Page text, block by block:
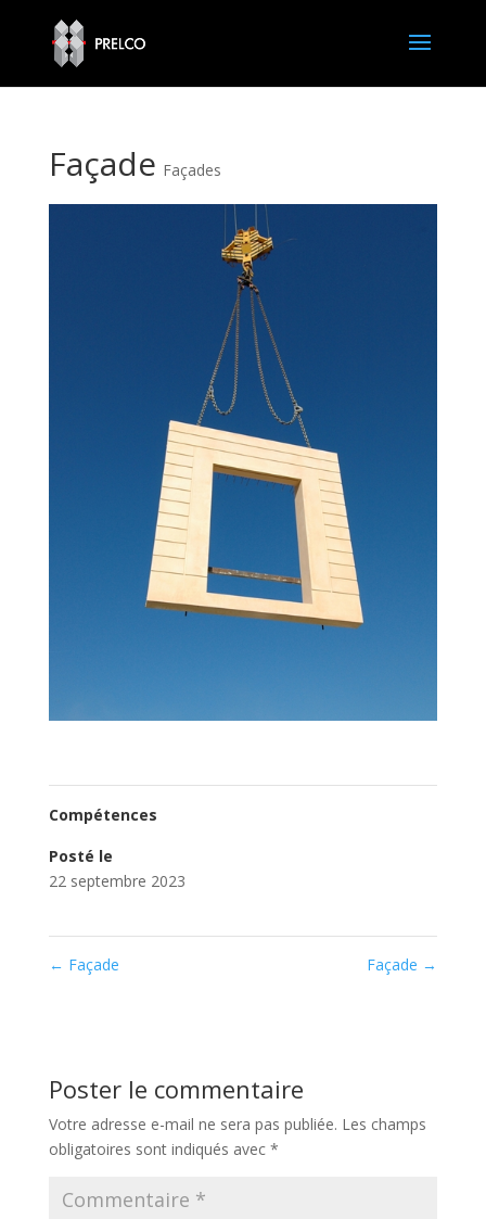
Façade Façades
Compétences
Posté le
22 septembre 2023
← Façade Façade →
Poster le commentaire
Votre adresse e-mail ne sera pas publiée. Les champs
obligatoires sont indiqués avec *